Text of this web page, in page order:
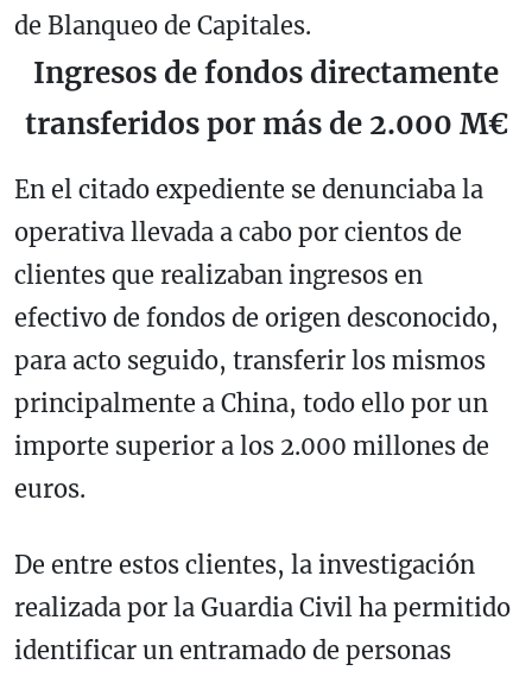
de Blanqueo de Capitales.
Ingresos de fondos directamente
transferidos por más de 2.000 M€
En el citado expediente se denunciaba la
operativa llevada a cabo por cientos de
clientes que realizaban ingresos en
efectivo de fondos de origen desconocido,
para acto seguido, transferir los mismos
principalmente a China, todo ello por un
importe superior a los 2.000 millones de
euros.
De entre estos clientes, la investigación
realizada por la Guardia Civil ha permitido
identificar un entramado de personas